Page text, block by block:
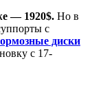
— 1920$. Но в
с
диски
с 17-